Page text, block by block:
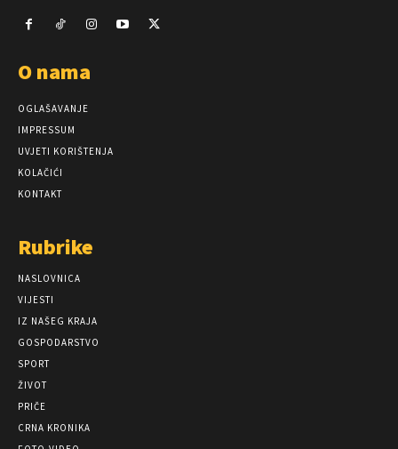
O nama
OGLAŠAVANJE
IMPRESSUM
UVJETI KORIŠTENJA
KOLAČIĆI
KONTAKT
Rubrike
NASLOVNICA
VIJESTI
IZ NAŠEG KRAJA
GOSPODARSTVO
SPORT
ŽIVOT
PRIČE
CRNA KRONIKA